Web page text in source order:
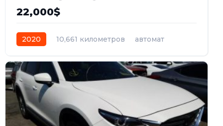
22,000$
2020 10,661 километров
автомат